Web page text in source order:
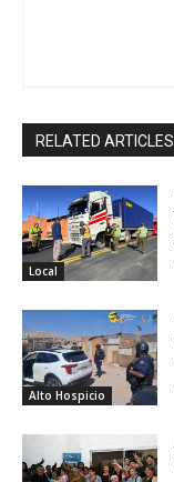
RELATED ARTICLES
Local
Alto Hospicio